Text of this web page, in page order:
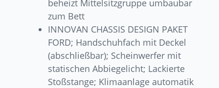
beheizt Mittelsitzgruppe umbaubar
zum Bett
INNOVAN CHASSIS DESIGN PAKET
FORD; Handschuhfach mit Deckel
(abschließbar); Scheinwerfer mit
statischen Abbiegelicht; Lackierte
Stoßstange; Klimaanlage automatik